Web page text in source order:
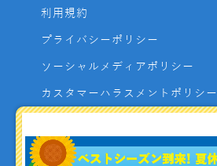
利用規約
プライバシーポリシー
ソーシャルメディアポリシー
カスタマーハラスメントポリシー
よくあるご質問